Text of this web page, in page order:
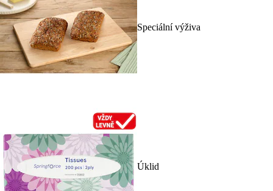
Speciální výživa
Úklid